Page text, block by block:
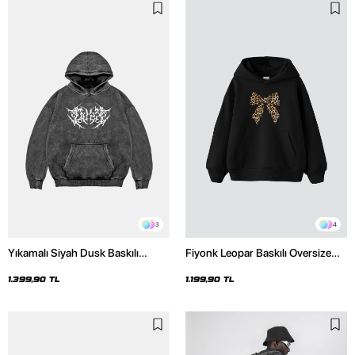
3
Yıkamalı Siyah Dusk Baskılı
1.399,90 TL
4
Fiyonk Leopar Baskılı Oversize
1.199,90 TL